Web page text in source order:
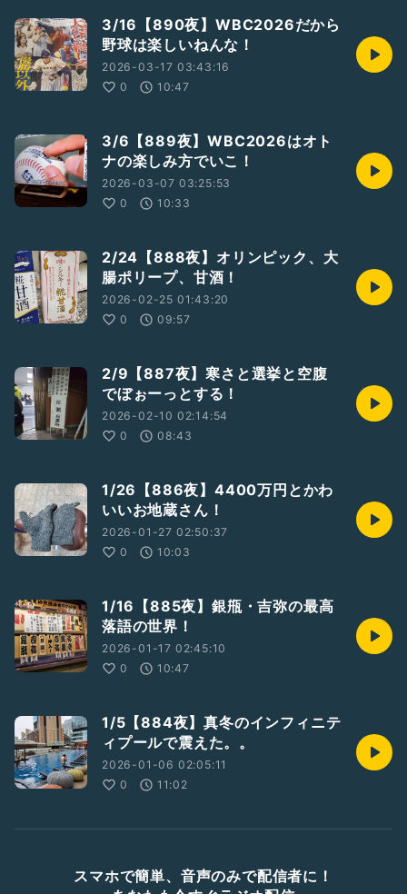
3/16【890夜】WBC2026だから
野球は楽しいねんな！
2026-03-17 03:43:16
0
10:47
3/6【889夜】WBC2026はオト
ナの楽しみ方でいこ！
2026-03-07 03:25:53
0
10:33
2/24【888夜】オリンピック、大
腸ポリープ、甘酒！
2026-02-25 01:43:20
0
09:57
2/9【887夜】寒さと選挙と空腹
でぼぉーっとする！
2026-02-10 02:14:54
0
08:43
1/26【886夜】4400万円とかわ
いいお地蔵さん！
2026-01-27 02:50:37
0
10:03
1/16【885夜】銀甁・吉弥の最高
落語の世界！
2026-01-17 02:45:10
0
10:47
1/5【884夜】真冬のインフィニテ
ィプールで震えた。。
2026-01-06 02:05:11
0
11:02
スマホで簡単、音声のみで配信者に！